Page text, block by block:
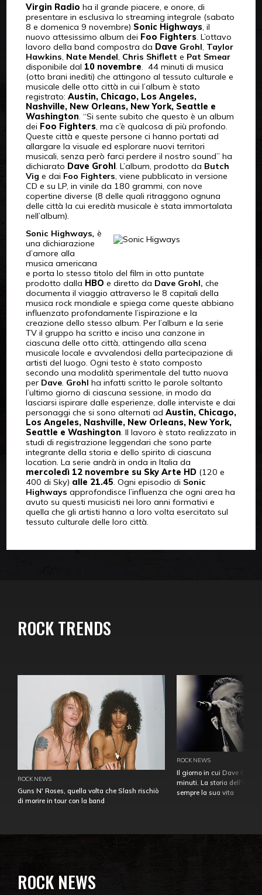
Virgin Radio ha il grande piacere, e onore, di
presentare in esclusiva lo streaming integrale (sabato
8 e domenica 9 novembre) Sonic Highways, il
nuovo attesissimo album dei Foo Fighters. L’ottavo
lavoro della band compostra da Dave Grohl, Taylor
Hawkins, Nate Mendel, Chris Shiflett e Pat Smear
disponibile dal 10 novembre. 44 minuti di musica
(otto brani inediti) che attingono al tessuto culturale e
musicale delle otto città in cui l’album è stato
registrato: Austin, Chicago, Los Angeles,
Nashville, New Orleans, New York, Seattle e
Washington. “Si sente subito che questo è un album
dei Foo Fighters, ma c’è qualcosa di più profondo.
Queste città e queste persone ci hanno portati ad
allargare la visuale ed esplorare nuovi territori
musicali, senza però farci perdere il nostro sound” ha
dichiarato Dave Grohl. L’album, prodotto da Butch
Vig e dai Foo Fighters, viene pubblicato in versione
CD e su LP, in vinile da 180 grammi, con nove
copertine diverse (8 delle quali ritraggono ognuna
delle città la cui eredità musicale è stata immortalata
nell’album).
Sonic Highways, è
una dichiarazione
d’amore alla
musica americana
e porta lo stesso titolo del film in otto puntate
prodotto dalla HBO e diretto da Dave Grohl, che
documenta il viaggio attraverso le 8 capitali della
musica rock mondiale e spiega come queste abbiano
influenzato profondamente l’ispirazione e la
creazione dello stesso album. Per l’album e la serie
TV il gruppo ha scritto e inciso una canzone in
ciascuna delle otto città, attingendo alla scena
musicale locale e avvalendosi della partecipazione di
artisti del luogo. Ogni testo è stato composto
secondo una modalità sperimentale del tutto nuova
per Dave. Grohl ha infatti scritto le parole soltanto
l’ultimo giorno di ciascuna sessione, in modo da
lasciarsi ispirare dalle esperienze, dalle interviste e dai
personaggi che si sono alternati ad Austin, Chicago,
Los Angeles, Nashville, New Orleans, New York,
Seattle e Washington. Il lavoro è stato realizzato in
studi di registrazione leggendari che sono parte
integrante della storia e dello spirito di ciascuna
location. La serie andrà in onda in Italia da
mercoledì 12 novembre su Sky Arte HD(120 e
400 di Sky) alle 21.45. Ogni episodio di Sonic
Highways approfondisce l’influenza che ogni area ha
avuto su questi musicisti nei loro anni formativi e
quella che gli artisti hanno a loro volta esercitato sul
tessuto culturale delle loro città.
ROCK TRENDS
ROCK NEWS
Guns N' Roses, quella volta che Slash rischiò
di morire in tour con la band
ROCK NEWS
Il giorno in cui Dave
minuti. La storia
sempre la sua vita
ROCK NEWS